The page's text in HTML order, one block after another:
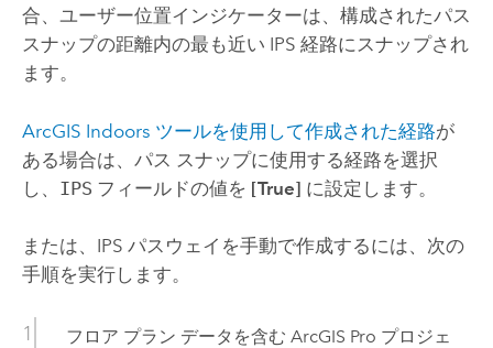
合、ユーザー位置インジケーターは、構成されたパス
スナップの距離内の最も近い IPS 経路にスナップされ
ます。
ArcGIS Indoors ツールを使用して作成された経路が
ある場合は、パス スナップに使用する経路を選択
し、 IPS フィールドの値を [True] に設定します。
または、IPS パスウェイを手動で作成するには、次の
手順を実行します。
フロア プラン データを含む ArcGIS Pro プロジェ